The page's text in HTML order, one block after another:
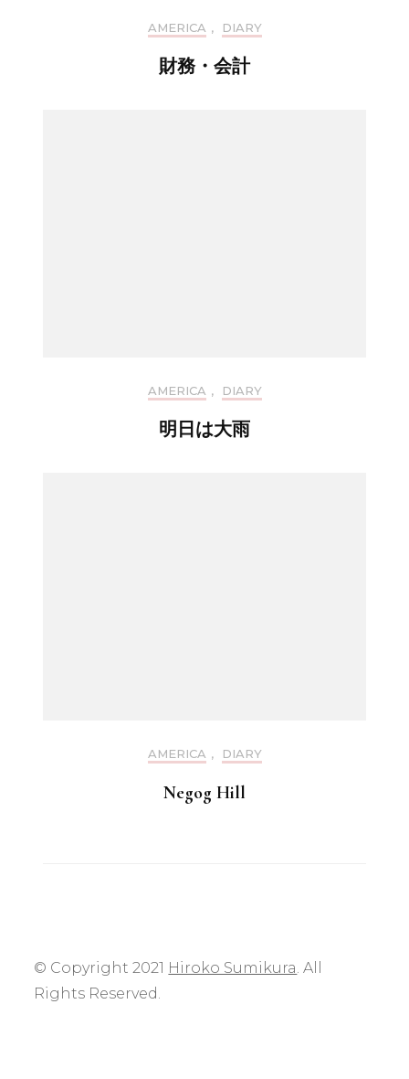
AMERICA , DIARY
財務・会計
AMERICA , DIARY
明日は大雨
AMERICA , DIARY
Negog Hill
© Copyright 2021 Hiroko Sumikura. All
Rights Reserved.